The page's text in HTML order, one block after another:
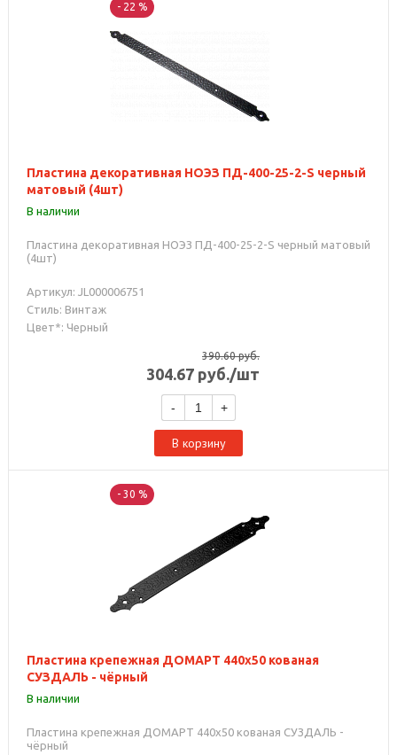
- 22 %
Пластина декоративная НОЭЗ ПД-400-25-2-S черный
матовый (4шт)
В наличии
Пластина декоративная НОЭЗ ПД-400-25-2-S черный матовый
(4шт)
Артикул: JL000006751
Стиль: Винтаж
Цвет*: Черный
390.60руб.
304.67 руб./шт
- +
В корзину
- 30 %
Пластина крепежная ДОМАРТ 440х50 кованая
СУЗДАЛЬ - чёрный
В наличии
Пластина крепежная ДОМАРТ 440х50 кованая СУЗДАЛЬ -
чёрный